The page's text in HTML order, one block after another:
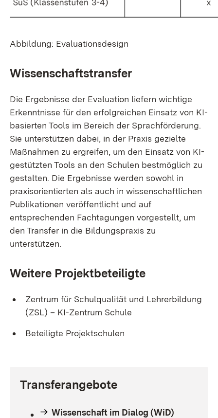
Abbildung: Evaluationsdesign
Wissenschaftstransfer
Die Ergebnisse der Evaluation liefern wichtige
Erkenntnisse für den erfolgreichen Einsatz von KI-
basierten Tools im Bereich der Sprachförderung.
Sie unterstützen dabei, in der Praxis gezielte
Maßnahmen zu ergreifen, um den Einsatz von KI-
gestützten Tools an den Schulen bestmöglich zu
gestalten. Die Ergebnisse werden sowohl in
praxisorientierten als auch in wissenschaftlichen
Publikationen veröffentlicht und auf
entsprechenden Fachtagungen vorgestellt, um
den Transfer in die Bildungspraxis zu
unterstützen.
Weitere Projektbeteiligte
Zentrum für Schulqualität und Lehrerbildung
(ZSL) – KI-Zentrum Schule
Beteiligte Projektschulen
Transferangebote
Wissenschaft im Dialog (WiD)